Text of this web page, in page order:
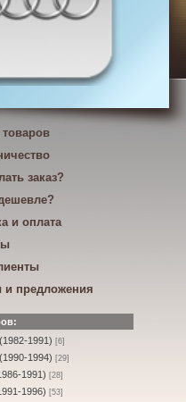
товаров
заказ?
и оплата
предложения
1991) [6]
1994) [29]
1991) [28]
1996) [53]